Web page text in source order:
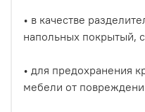
• в качестве
напольных покрытый,
• для предохранения
мебели от